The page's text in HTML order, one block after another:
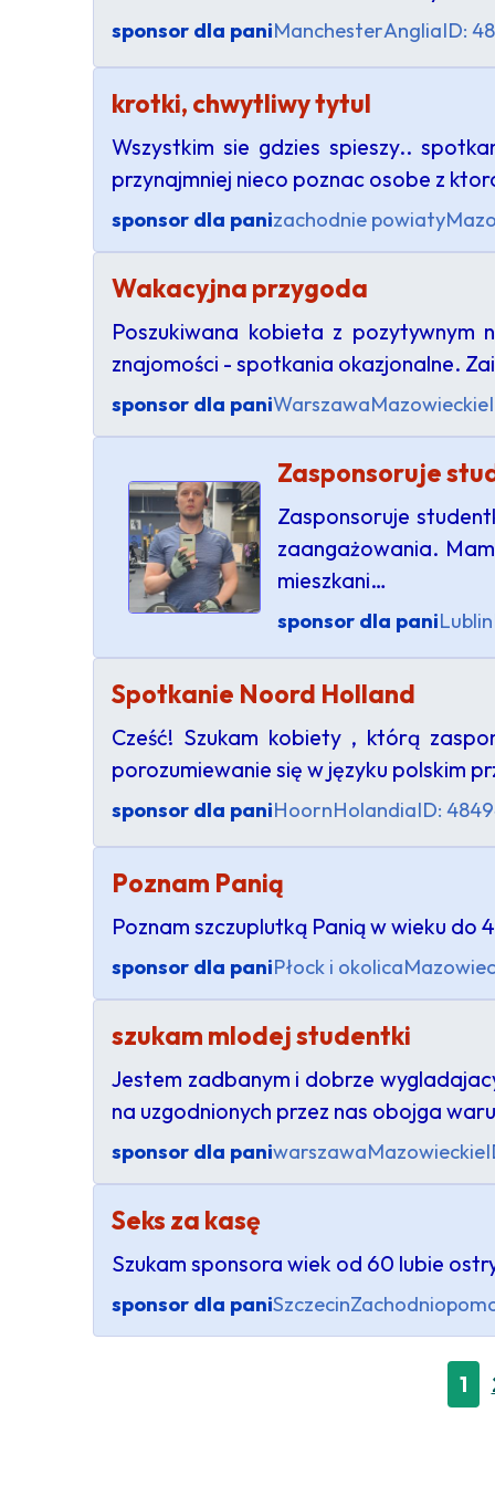
sponsor dla paniManchesterAngliaID:
krotki, chwytliwy tytul
Wszystkim sie gdzies spieszy..
przynajmniej nieco poznac osobe z
sponsor dla panizachodnie powiaty
Wakacyjna przygoda
Poszukiwana kobieta z pozytywnym
znajomości - spotkania okazjonalne.
sponsor dla paniWarszawaMazowieckie
Zasponsoruje
Zasponsoruje
zaangażowania.
mieszkani…
sponsor dla paniLublin
Spotkanie Noord Holland
Cześć! Szukam kobiety , którą
porozumiewanie się w języku polskim
sponsor dla paniHoornHolandiaID:
Poznam Panią
Poznam szczuplutką Panią w wieku
sponsor dla paniPłock i okolica
szukam mlodej studentki
Jestem zadbanym i dobrze
na uzgodnionych przez nas obojga
sponsor dla paniwarszawaMazowieckie
Seks za kasę
Szukam sponsora wiek od 60 lubie
sponsor dla paniSzczecin
1